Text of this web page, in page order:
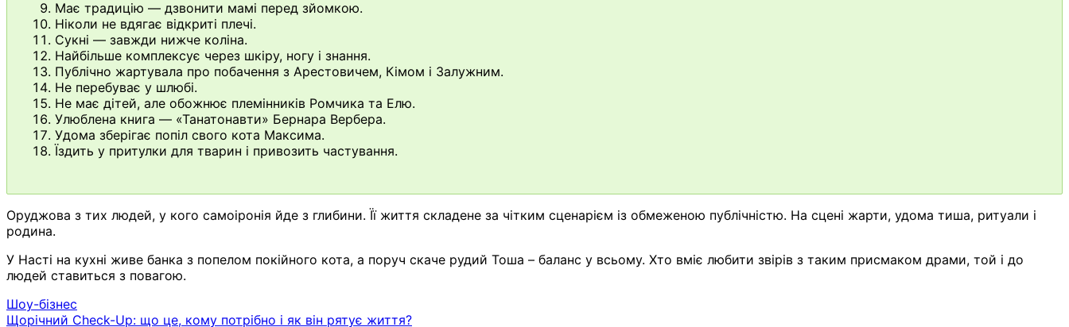
Має традицію — дзвонити мамі перед зйомкою.
Ніколи не вдягає відкриті плечі.
Сукні — завжди нижче коліна.
Найбільше комплексує через шкіру, ногу і знання.
Публічно жартувала про побачення з Арестовичем, Кімом і Залужним.
Не перебуває у шлюбі.
Не має дітей, але обожнює племінників Ромчика та Елю.
Улюблена книга — «Танатонавти» Бернара Вербера.
Удома зберігає попіл свого кота Максима.
Їздить у притулки для тварин і привозить частування.
Оруджова з тих людей, у кого самоіронія йде з глибини. Її життя складене за чітким сценарієм із обмеженою публічністю. На сцені жарти, удома тиша, ритуали і
родина.
У Насті на кухні живе банка з попелом покійного кота, а поруч скаче рудий Тоша – баланс у всьому. Хто вміє любити звірів з таким присмаком драми, той і до
людей ставиться з повагою.
Шоу-бізнес
Навігація
Щорічний Check-Up: що це, кому потрібно і як він рятує життя?